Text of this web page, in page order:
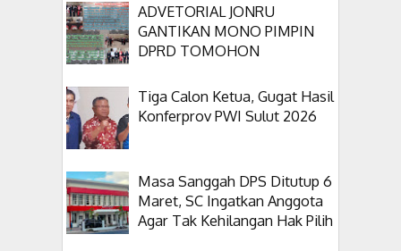
ADVETORIAL JONRU
GANTIKAN MONO PIMPIN
DPRD TOMOHON
Tiga Calon Ketua, Gugat Hasil
Konferprov PWI Sulut 2026
Masa Sanggah DPS Ditutup 6
Maret, SC Ingatkan Anggota
Agar Tak Kehilangan Hak Pilih